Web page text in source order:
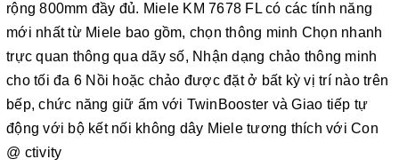
rộng 800mm đầy đủ. Miele KM 7678 FL có các tính năng
mới nhất từ ​​Miele bao gồm, chọn thông minh Chọn nhanh
trực quan thông qua dãy số, Nhận dạng chảo thông minh
cho tối đa 6 Nồi hoặc chảo được đặt ở bất kỳ vị trí nào trên
bếp, chức năng giữ ấm với TwinBooster và Giao tiếp tự
động với bộ kết nối không dây Miele tương thích với Con
@ ctivity